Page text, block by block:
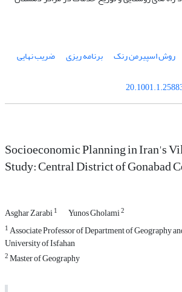
روش اسپیرمن رنک برنامه ‏ریزى ضریب نهایى
Socioeconomic Planning in Iran's
Study: Central District of Gonabad
Asghar Zarabi1 Yunos Gholami2
1Associate Professor of Department of Geography
University of Isfahan
2Master of Geography